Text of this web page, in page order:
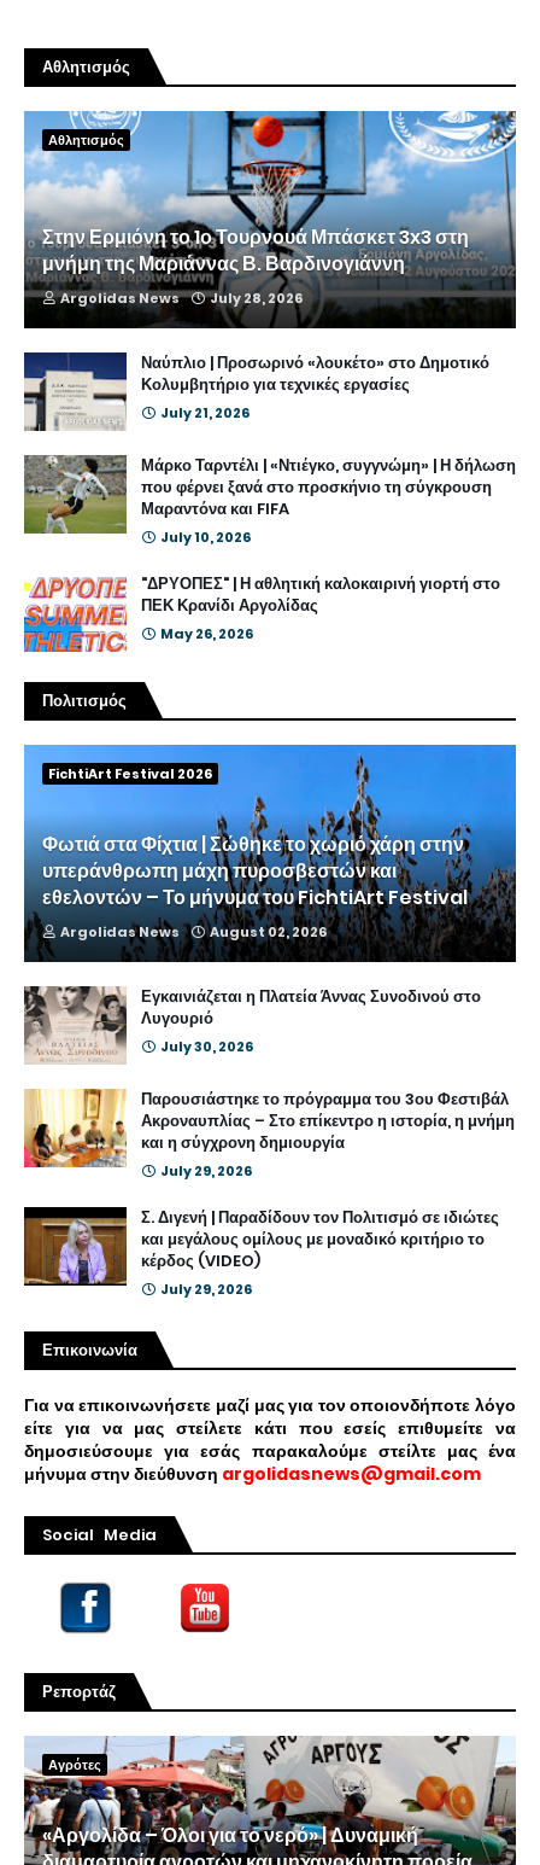
Αθλητισμός
Αθλητισμός
Στην Ερμιόνη το 1ο Τουρνουά Μπάσκετ 3x3 στη
μνήμη της Μαριάννας Β. Βαρδινογιάννη
Argolidas News July 28, 2026
Ναύπλιο | Προσωρινό «λουκέτο» στο Δημοτικό
Κολυμβητήριο για τεχνικές εργασίες
July 21, 2026
Μάρκο Ταρντέλι | «Ντιέγκο, συγγνώμη» | Η δήλωση
που φέρνει ξανά στο προσκήνιο τη σύγκρουση
Μαραντόνα και FIFA
July 10, 2026
"ΔΡΥΟΠΕΣ" | Η αθλητική καλοκαιρινή γιορτή στο
ΠΕΚ Κρανίδι Αργολίδας
May 26, 2026
Πολιτισμός
FichtiArt Festival 2026
Φωτιά στα Φίχτια | Σώθηκε το χωριό χάρη στην
υπεράνθρωπη μάχη πυροσβεστών και
εθελοντών – Το μήνυμα του FichtiArt Festival
Argolidas News August 02, 2026
Εγκαινιάζεται η Πλατεία Άννας Συνοδινού στο
Λυγουριό
July 30, 2026
Παρουσιάστηκε το πρόγραμμα του 3ου Φεστιβάλ
Ακροναυπλίας – Στο επίκεντρο η ιστορία, η μνήμη
και η σύγχρονη δημιουργία
July 29, 2026
Σ. Διγενή | Παραδίδουν τον Πολιτισμό σε ιδιώτες
και μεγάλους ομίλους με μοναδικό κριτήριο το
κέρδος (VIDEO)
July 29, 2026
Επικοινωνία
Για να επικοινωνήσετε μαζί μας για τον οποιονδήποτε λόγο
είτε για να μας στείλετε κάτι που εσείς επιθυμείτε να
δημοσιεύσουμε για εσάς παρακαλούμε στείλτε μας ένα
μήνυμα στην διεύθυνση argolidasnews@gmail.com
Social Media
Ρεπορτάζ
Αγρότες
«Αργολίδα – Όλοι για το νερό» | Δυναμική